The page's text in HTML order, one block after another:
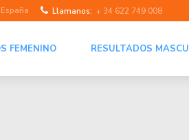
Llamanos: + 34 622 749 008
FEMENINO RESULTADOS